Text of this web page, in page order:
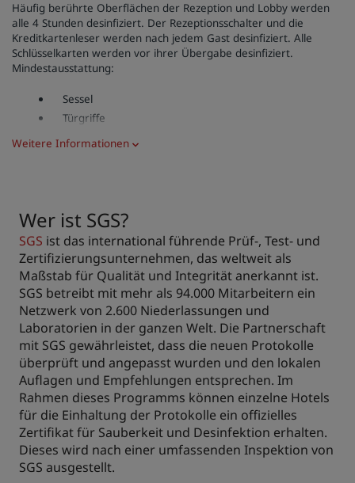
Häufig berührte Oberflächen der Rezeption und Lobby werden
alle 4 Stunden desinfiziert. Der Rezeptionsschalter und die
Kreditkartenleser werden nach jedem Gast desinfiziert. Alle
Schlüsselkarten werden vor ihrer Übergabe desinfiziert.
Mindestausstattung:
Sessel
Türgriffe
Geländer, Aufzugstasten
Zimmerschlüsselkarte
Tische
Müllbehälter
Verkaufsautomat
Weitere Informationen
Wer ist SGS?
SGS ist das international führende Prüf-, Test- und
Zertifizierungsunternehmen, das weltweit als
Maßstab für Qualität und Integrität anerkannt ist.
SGS betreibt mit mehr als 94.000 Mitarbeitern ein
Netzwerk von 2.600 Niederlassungen und
Laboratorien in der ganzen Welt. Die Partnerschaft
mit SGS gewährleistet, dass die neuen Protokolle
überprüft und angepasst wurden und den lokalen
Auflagen und Empfehlungen entsprechen. Im
Rahmen dieses Programms können einzelne Hotels
für die Einhaltung der Protokolle ein offizielles
Zertifikat für Sauberkeit und Desinfektion erhalten.
Dieses wird nach einer umfassenden Inspektion von
SGS ausgestellt.